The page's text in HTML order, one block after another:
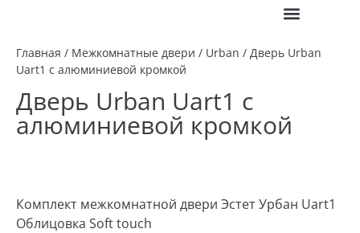
Главная / Межкомнатные двери / Urban / Дверь Urban
Uart1 с алюминиевой кромкой
Дверь Urban Uart1 с
алюминиевой кромкой
Комплект межкомнатной двери Эстет Урбан Uart1
Облицовка Soft touch